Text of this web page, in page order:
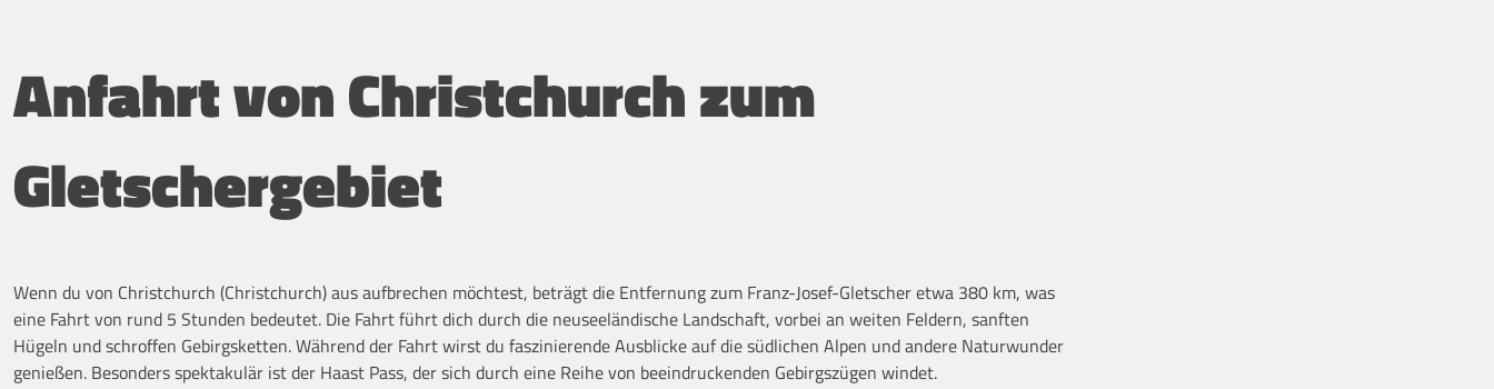
Anfahrt von Christchurch zum
Gletschergebiet
Wenn du von Christchurch (Christchurch) aus aufbrechen möchtest, beträgt die Entfernung zum Franz-Josef-Gletscher etwa 380 km, was
eine Fahrt von rund 5 Stunden bedeutet. Die Fahrt führt dich durch die neuseeländische Landschaft, vorbei an weiten Feldern, sanften
Hügeln und schroffen Gebirgsketten. Während der Fahrt wirst du faszinierende Ausblicke auf die südlichen Alpen und andere Naturwunder
genießen. Besonders spektakulär ist der Haast Pass, der sich durch eine Reihe von beeindruckenden Gebirgszügen windet.